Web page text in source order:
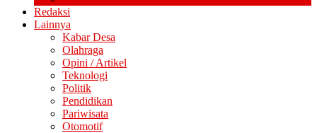
Redaksi
Lainnya
Kabar Desa
Olahraga
Opini / Artikel
Teknologi
Politik
Pendidikan
Pariwisata
Otomotif